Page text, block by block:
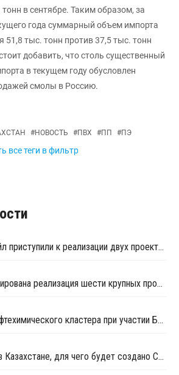
в сентябре. Таким образом, за
года суммарный объем импорта
51,8 тыс. тонн против 37,5 тыс. тонн
добавить, что столь существенный
в текущем году обусловлен
смолы в Россию.
#НОВОСТЬ #ПВХ #ПП #ПЭ
все теги в фильтр
КазМунайГаз и Лукойл приступили к реализации двух проектов на Каспийском шельфе
В Казахстане запланирована реализация шести крупных проектов в отрасли нефтегазохимии
Проект создания нефтехимического кластера при участии БСК может быть приостановлен из-за беспорядков в Казахстане
БСК получит сырье в Казахстане, для чего будет создано СП с казахстанским "Каустиком"